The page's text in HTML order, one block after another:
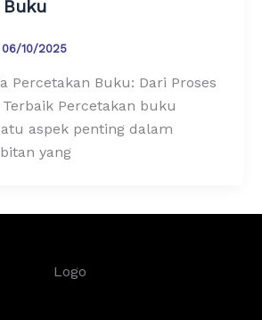
06/10/2025
Percetakan Buku: Dari Proses
Percetakan buku
aspek penting dalam
yang